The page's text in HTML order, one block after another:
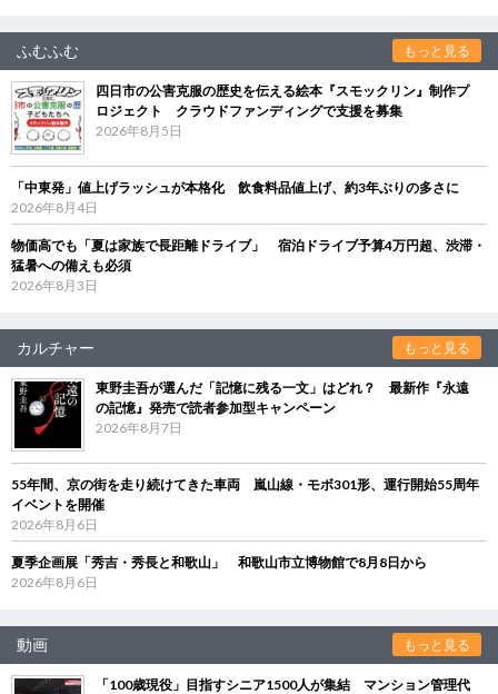
ふむふむ もっと見る
四日市の公害克服の歴史を伝える絵本『スモックリン』制作プ
ロジェクト クラウドファンディングで支援を募集
2026年8月5日
「中東発」値上げラッシュが本格化 飲食料品値上げ、約3年ぶりの多さに
2026年8月4日
物価高でも「夏は家族で長距離ドライブ」 宿泊ドライブ予算4万円超、渋滞・
猛暑への備えも必須
2026年8月3日
カルチャー もっと見る
東野圭吾が選んだ「記憶に残る一文」はどれ？ 最新作『永遠
の記憶』発売で読者参加型キャンペーン
2026年8月7日
55年間、京の街を走り続けてきた車両 嵐山線・モボ301形、運行開始55周年
イベントを開催
2026年8月6日
夏季企画展「秀吉・秀長と和歌山」 和歌山市立博物館で8月8日から
2026年8月6日
動画 もっと見る
「100歳現役」目指すシニア1500人が集結 マンション管理代